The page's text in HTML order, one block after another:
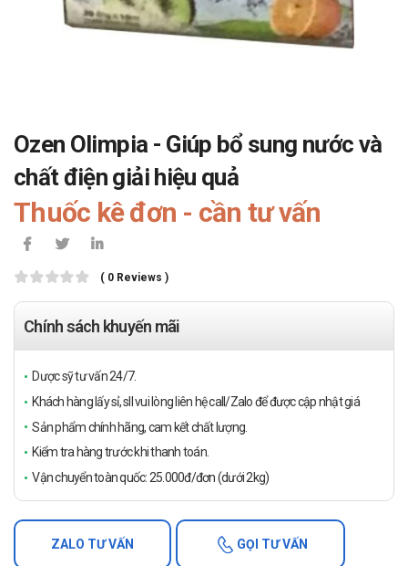
Ozen Olimpia - Giúp bổ sung nước và
chất điện giải hiệu quả
Thuốc kê đơn - cần tư vấn
( 0 Reviews )
Chính sách khuyến mãi
Dược sỹ tư vấn 24/7.
Khách hàng lấy sỉ, sll vui lòng liên hệ call/Zalo để được cập nhật giá
Sản phẩm chính hãng, cam kết chất lượng.
Kiểm tra hàng trước khi thanh toán.
Vận chuyển toàn quốc: 25.000đ/đơn (dưới 2kg)
ZALO TƯ VẤN GỌI TƯ VẤN